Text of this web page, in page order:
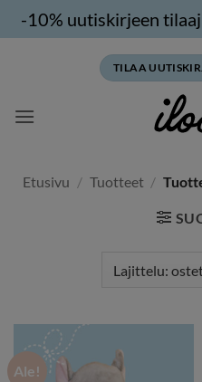
-10% uutiskirjeen
TILAA
Etusivu / Tuotteet /
Ale!